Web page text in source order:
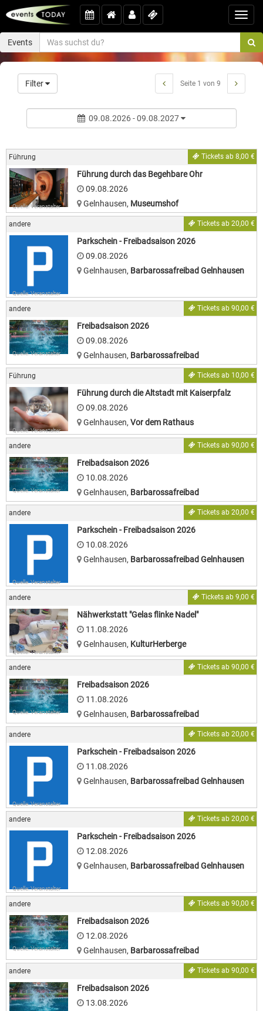
Events
Filter Seite 1 von 9
09.08.2026 - 09.08.2027
Führung Tickets ab 8,00 €
Quelle: Veranstalter
Führung durch das Begehbare Ohr
09.08.2026
Gelnhausen, Museumshof
andere Tickets ab 20,00 €
Quelle: Veranstalter
Parkschein - Freibadsaison 2026
09.08.2026
Gelnhausen, Barbarossafreibad Gelnhausen
andere Tickets ab 90,00 €
Quelle: Veranstalter
Freibadsaison 2026
09.08.2026
Gelnhausen, Barbarossafreibad
Führung Tickets ab 10,00 €
Quelle: Veranstalter
Führung durch die Altstadt mit Kaiserpfalz
09.08.2026
Gelnhausen, Vor dem Rathaus
andere Tickets ab 90,00 €
Quelle: Veranstalter
Freibadsaison 2026
10.08.2026
Gelnhausen, Barbarossafreibad
andere Tickets ab 20,00 €
Quelle: Veranstalter
Parkschein - Freibadsaison 2026
10.08.2026
Gelnhausen, Barbarossafreibad Gelnhausen
andere Tickets ab 9,00 €
Quelle: Veranstalter
Nähwerkstatt "Gelas flinke Nadel"
11.08.2026
Gelnhausen, KulturHerberge
andere Tickets ab 90,00 €
Quelle: Veranstalter
Freibadsaison 2026
11.08.2026
Gelnhausen, Barbarossafreibad
andere Tickets ab 20,00 €
Quelle: Veranstalter
Parkschein - Freibadsaison 2026
11.08.2026
Gelnhausen, Barbarossafreibad Gelnhausen
andere Tickets ab 20,00 €
Quelle: Veranstalter
Parkschein - Freibadsaison 2026
12.08.2026
Gelnhausen, Barbarossafreibad Gelnhausen
andere Tickets ab 90,00 €
Quelle: Veranstalter
Freibadsaison 2026
12.08.2026
Gelnhausen, Barbarossafreibad
andere Tickets ab 90,00 €
Freibadsaison 2026
13.08.2026